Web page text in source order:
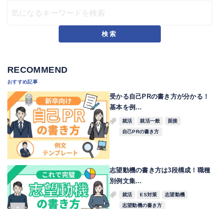
検索
RECOMMEND
おすすめ記事
受かる自己PRの書き方が分かる！
基本を例…
就活 就活一般
面接
自己PRの書き方
志望動機の書き方は3段構成！職種
別例文集…
就活 ES対策
志望動機
志望動機の書き方